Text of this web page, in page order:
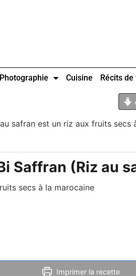
Photographie Cuisine Récits de
safran est un riz aux fruits
Saffran (Riz au
secs à la marocaine
Imprimer la recette